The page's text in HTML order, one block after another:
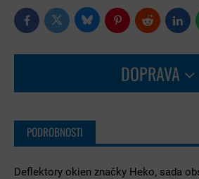
FacebookTwitter BlueskyPinterestReddit
DOPRAVA
PODROBNOSTI
Deflektory okien značky Heko, sada